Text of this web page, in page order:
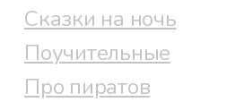
Сказки на ночь
Поучительные
Про пиратов